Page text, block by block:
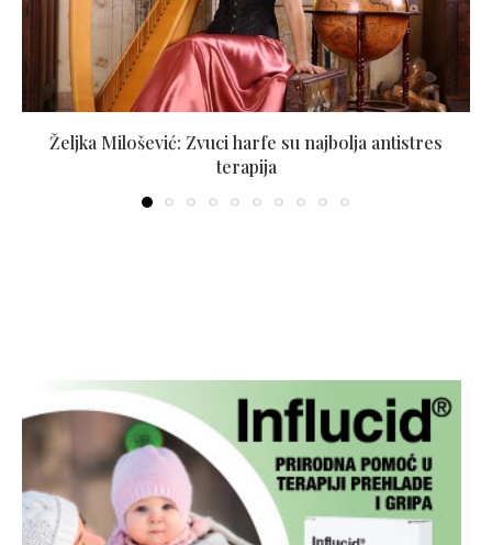
Željka Milošević: Zvuci harfe su najbolja antistres
terapija